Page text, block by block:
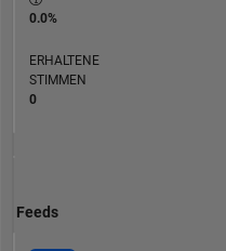
0.0%
ERHALTENE
STIMMEN
0
Feeds